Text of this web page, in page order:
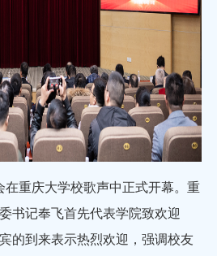
在重庆大学校歌声中正式开幕。重
书记奉飞首先代表学院致欢迎
的到来表示热烈欢迎，强调校友